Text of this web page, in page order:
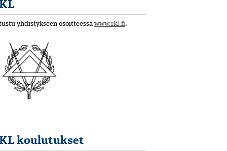
yhdistykseen osoitteessa www.rkl.fi.
koulutukset